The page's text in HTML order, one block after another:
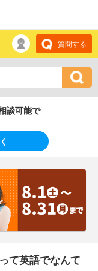
質問する
談可能で
て英語でなんて